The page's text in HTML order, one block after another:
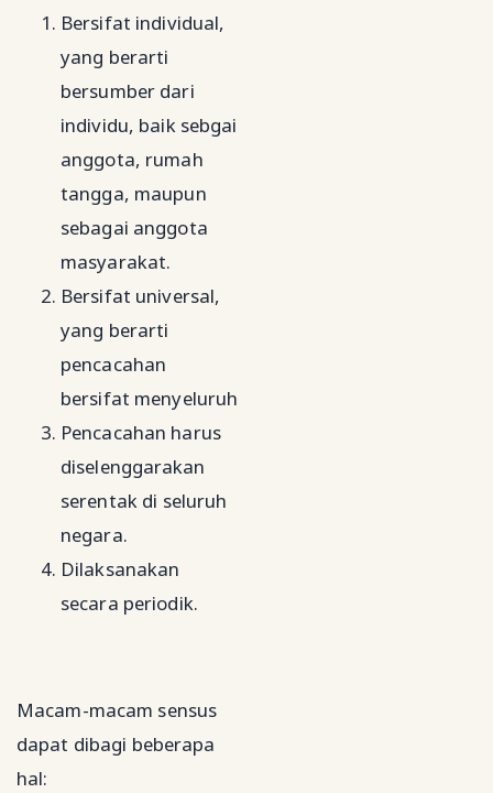
Bersifat individual,
yang berarti
bersumber dari
individu, baik sebgai
anggota, rumah
tangga, maupun
sebagai anggota
masyarakat.
Bersifat universal,
yang berarti
pencacahan
bersifat menyeluruh
Pencacahan harus
diselenggarakan
serentak di seluruh
negara.
Dilaksanakan
secara periodik.
Macam-macam sensus
dapat dibagi beberapa
hal: